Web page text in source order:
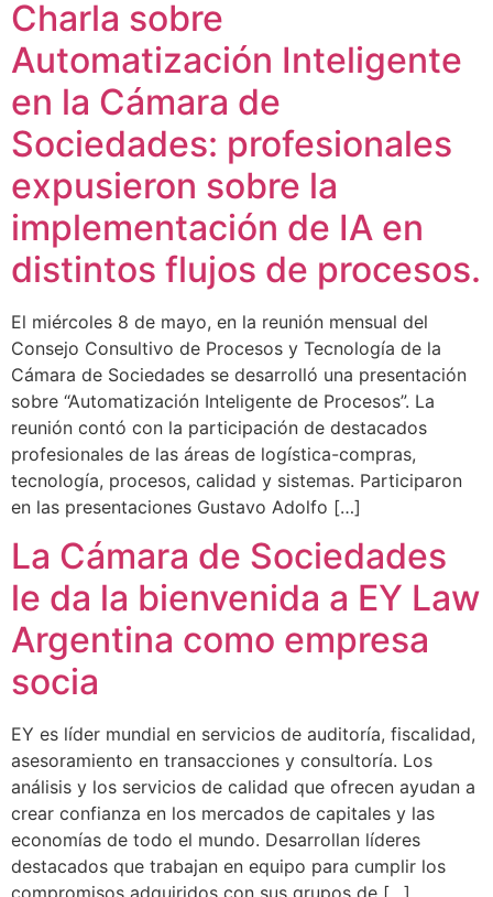
Charla sobre
Automatización Inteligente
en la Cámara de
Sociedades: profesionales
expusieron sobre la
implementación de IA en
distintos flujos de procesos.
El miércoles 8 de mayo, en la reunión mensual del
Consejo Consultivo de Procesos y Tecnología de la
Cámara de Sociedades se desarrolló una presentación
sobre “Automatización Inteligente de Procesos”. La
reunión contó con la participación de destacados
profesionales de las áreas de logística-compras,
tecnología, procesos, calidad y sistemas. Participaron
en las presentaciones Gustavo Adolfo […]
La Cámara de Sociedades
le da la bienvenida a EY Law
Argentina como empresa
socia
EY es líder mundial en servicios de auditoría, fiscalidad,
asesoramiento en transacciones y consultoría. Los
análisis y los servicios de calidad que ofrecen ayudan a
crear confianza en los mercados de capitales y las
economías de todo el mundo. Desarrollan líderes
destacados que trabajan en equipo para cumplir los